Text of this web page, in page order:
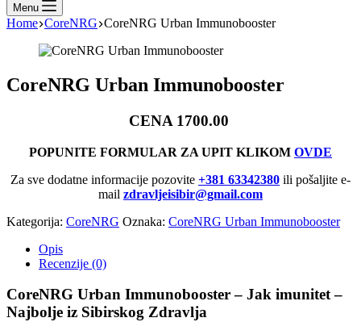
Menu
Home CoreNRG CoreNRG Urban Immunobooster
CoreNRG Urban Immunobooster
CENA 1700.00
POPUNITE FORMULAR ZA UPIT KLIKOM OVDE
Za sve dodatne informacije pozovite +381 63342380 ili pošaljite e-
mail zdravljeisibir@gmail.com
Kategorija: CoreNRG Oznaka: CoreNRG Urban Immunobooster
Opis
Recenzije (0)
CoreNRG Urban Immunobooster – Jak imunitet –
Najbolje iz Sibirskog Zdravlja